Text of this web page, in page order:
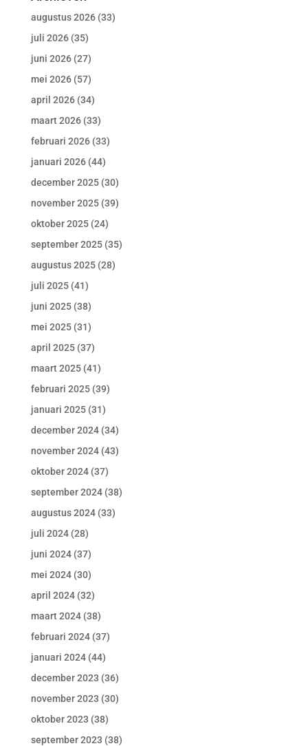
augustus 2026(33)
juli 2026(35)
juni 2026(27)
mei 2026(57)
april 2026(34)
maart 2026(33)
februari 2026(33)
januari 2026(44)
december 2025(30)
november 2025(39)
oktober 2025(24)
september 2025(35)
augustus 2025(28)
juli 2025(41)
juni 2025(38)
mei 2025(31)
april 2025(37)
maart 2025(41)
februari 2025(39)
januari 2025(31)
december 2024(34)
november 2024(43)
oktober 2024(37)
september 2024(38)
augustus 2024(33)
juli 2024(28)
juni 2024(37)
mei 2024(30)
april 2024(32)
maart 2024(38)
februari 2024(37)
januari 2024(44)
december 2023 (36)
november 2023 (30)
oktober 2023 (38)
september 2023 (38)